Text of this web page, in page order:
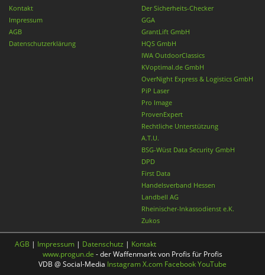
Kontakt
Impressum
AGB
Datenschutzerklärung
Der Sicherheits-Checker
GGA
GrantLift GmbH
HQS GmbH
IWA OutdoorClassics
KVoptimal.de GmbH
OverNight Express & Logistics GmbH
PiP Laser
Pro Image
ProvenExpert
Rechtliche Unterstützung
A.T.U.
BSG-Wüst Data Security GmbH
DPD
First Data
Handelsverband Hessen
Landbell AG
Rheinischer-Inkassodienst e.K.
Zukos
AGB | Impressum | Datenschutz | Kontakt
www.progun.de - der Waffenmarkt von Profis für Profis
VDB @ Social-Media InstagramX.com FacebookYouTube